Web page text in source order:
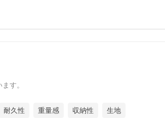
す。
耐久性 重量感 収納性 生地